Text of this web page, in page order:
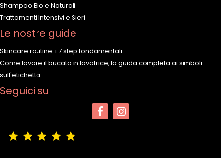
Shampoo Bio e Naturali
Trattamenti Intensivi e Sieri
Le nostre guide
Skincare routine: i 7 step fondamentali
Come lavare il bucato in lavatrice; la guida completa ai simboli
sull'etichetta
Seguici su